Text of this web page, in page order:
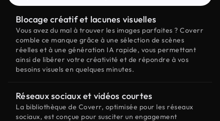
Blocage créatif et lacunes visuelles
Vous avez du mal à trouver les images parfaites ? Coverr
comble ce manque grâce à une sélection de scènes
réelles et à une génération IA rapide, vous permettant
ainsi de libérer votre créativité et de répondre à vos
besoins visuels en quelques minutes.
Réseaux sociaux et vidéos courtes
La bibliothèque de Coverr, optimisée pour les réseaux
sociaux, est conçue pour susciter un engagement